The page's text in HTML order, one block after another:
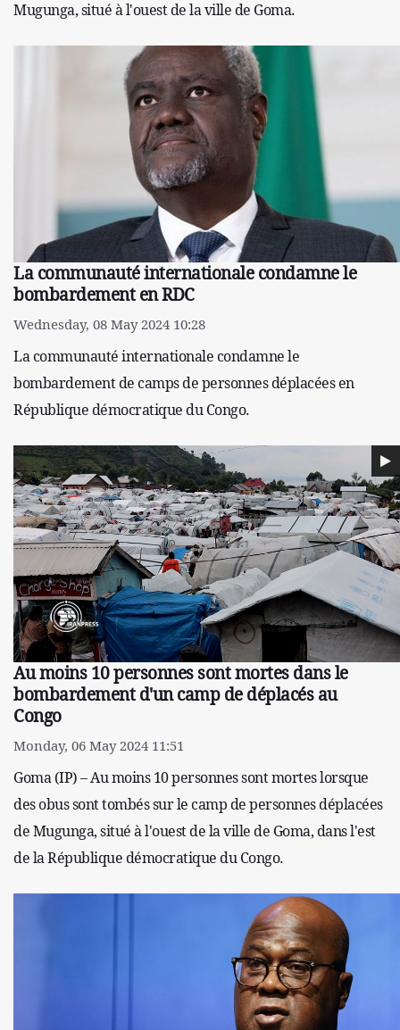
Mugunga, situé à l'ouest de la ville de Goma.
La communauté internationale condamne le
bombardement en RDC
Wednesday, 08 May 2024 10:28
La communauté internationale condamne le
bombardement de camps de personnes déplacées en
République démocratique du Congo.
Au moins 10 personnes sont mortes dans le
bombardement d'un camp de déplacés au
Congo
Monday, 06 May 2024 11:51
Goma (IP) – Au moins 10 personnes sont mortes lorsque
des obus sont tombés sur le camp de personnes déplacées
de Mugunga, situé à l'ouest de la ville de Goma, dans l'est
de la République démocratique du Congo.